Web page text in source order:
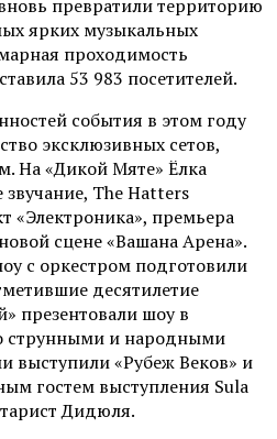
превратили территорию
ярких музыкальных
проходимость
53 983 посетителей.
события в этом году
эксклюзивных сетов,
На «Дикой Мяте» Ёлка
звучание, The Hatters
«Электроника», премьера
сцене «Вашана Арена».
с оркестром подготовили
десятилетие
презентовали шоу в
струнными и народными
выступили «Рубеж Веков» и
гостем выступления Sula
Дидюля.